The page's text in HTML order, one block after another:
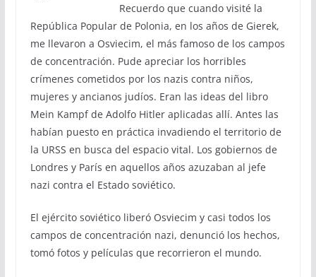
Recuerdo que cuando visité la
República Popular de Polonia, en los años de Gierek,
me llevaron a Osviecim, el más famoso de los campos
de concentración. Pude apreciar los horribles
crímenes cometidos por los nazis contra niños,
mujeres y ancianos judíos. Eran las ideas del libro
Mein Kampf de Adolfo Hitler aplicadas allí. Antes las
habían puesto en práctica invadiendo el territorio de
la URSS en busca del espacio vital. Los gobiernos de
Londres y París en aquellos años azuzaban al jefe
nazi contra el Estado soviético.
El ejército soviético liberó Osviecim y casi todos los
campos de concentración nazi, denunció los hechos,
tomó fotos y películas que recorrieron el mundo.